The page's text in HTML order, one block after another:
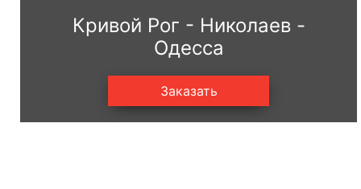
Кривой Рог - Николаев -
Одесса
Заказать